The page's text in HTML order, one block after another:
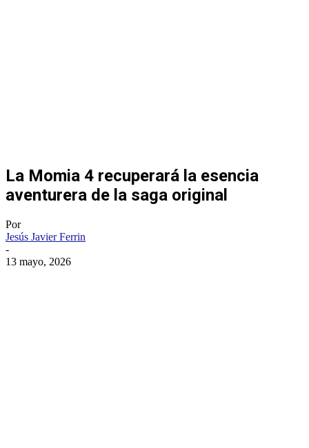
La Momia 4 recuperará la esencia
aventurera de la saga original
Por
Jesús Javier Ferrin
-
13 mayo, 2026